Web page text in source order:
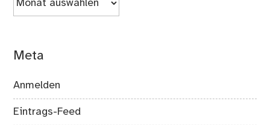
Meta
Anmelden
Eintrags-Feed